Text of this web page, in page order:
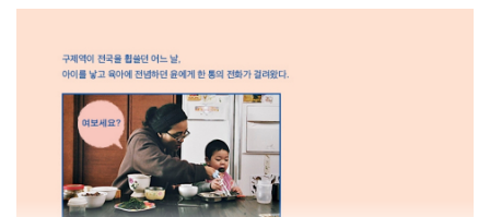
전부터 지금까지 몇 년간 끈질기게 탐구해온 음식과 건강, 인간과 비
인간 동물에 관한 생활밀착형 지식들로 가득하다!
엄마돼지 십순이, 아기돼지 돈수
하늘, 땅, 야생초, 돼지
『육식의 종말』을 읽는 돼지 농장주
돼지우리에 빠지다, 돼지의 매력에 빠지다
지옥의 문을 여는 입장권
99.9%의 돼지들